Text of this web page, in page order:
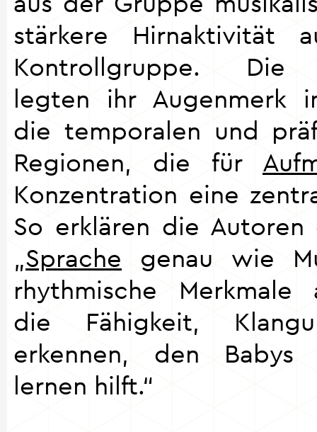
stärkere Hirnaktivität
Kontrollgruppe. Die
legten ihr Augenmerk
die temporalen und
Regionen, die für
Konzentration eine
So erklären die
„Sprache genau wie
rhythmische
die Fähigkeit,
erkennen, den Babys
lernen hilft.“